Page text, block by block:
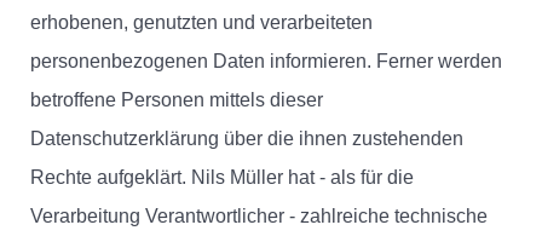
erhobenen, genutzten und verarbeiteten
personenbezogenen Daten informieren. Ferner werden
betroffene Personen mittels dieser
Datenschutzerklärung über die ihnen zustehenden
Rechte aufgeklärt. Nils Müller hat - als für die
Verarbeitung Verantwortlicher - zahlreiche technische